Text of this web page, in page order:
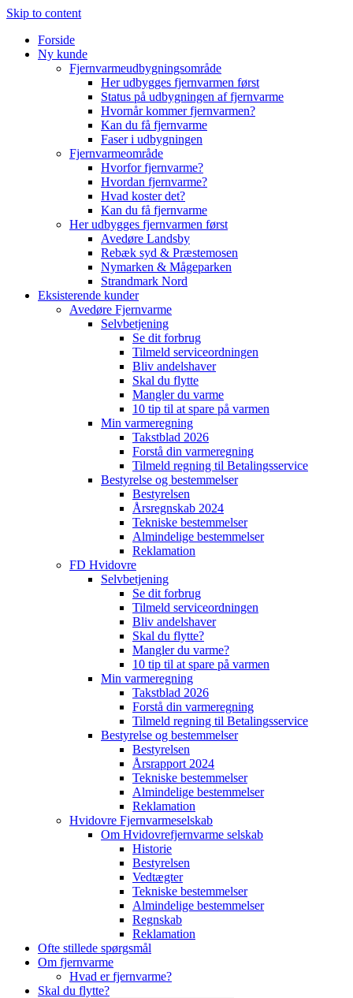
Skip to content
Forside
Ny kunde
Fjernvarmeudbygningsområde
Her udbygges fjernvarmen først
Status på udbygningen af fjernvarme
Hvornår kommer fjernvarmen?
Kan du få fjernvarme
Faser i udbygningen
Fjernvarmeområde
Hvorfor fjernvarme?
Hvordan fjernvarme?
Hvad koster det?
Kan du få fjernvarme
Her udbygges fjernvarmen først
Avedøre Landsby
Rebæk syd & Præstemosen
Nymarken & Mågeparken
Strandmark Nord
Eksisterende kunder
Avedøre Fjernvarme
Selvbetjening
Se dit forbrug
Tilmeld serviceordningen
Bliv andelshaver
Skal du flytte
Mangler du varme
10 tip til at spare på varmen
Min varmeregning
Takstblad 2026
Forstå din varmeregning
Tilmeld regning til Betalingsservice
Bestyrelse og bestemmelser
Bestyrelsen
Årsregnskab 2024
Tekniske bestemmelser
Almindelige bestemmelser
Reklamation
FD Hvidovre
Selvbetjening
Se dit forbrug
Tilmeld serviceordningen
Bliv andelshaver
Skal du flytte?
Mangler du varme?
10 tip til at spare på varmen
Min varmeregning
Takstblad 2026
Forstå din varmeregning
Tilmeld regning til Betalingsservice
Bestyrelse og bestemmelser
Bestyrelsen
Årsrapport 2024
Tekniske bestemmelser
Almindelige bestemmelser
Reklamation
Hvidovre Fjernvarmeselskab
Om Hvidovrefjernvarme selskab
Historie
Bestyrelsen
Vedtægter
Tekniske bestemmelser
Almindelige bestemmelser
Regnskab
Reklamation
Ofte stillede spørgsmål
Om fjernvarme
Hvad er fjernvarme?
Skal du flytte?